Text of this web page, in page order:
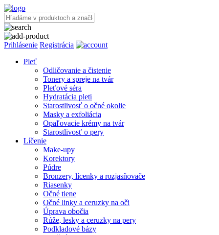
Prihlásenie Registrácia
Pleť
Odličovanie a čistenie
Tonery a spreje na tvár
Pleťové séra
Hydratácia pleti
Starostlivosť o očné okolie
Masky a exfoliácia
Opaľovacie krémy na tvár
Starostlivosť o pery
Líčenie
Make-upy
Korektory
Púdre
Bronzery, lícenky a rozjasňovače
Riasenky
Očné tiene
Očné linky a ceruzky na oči
Úprava obočia
Rúže, lesky a ceruzky na pery
Podkladové bázy